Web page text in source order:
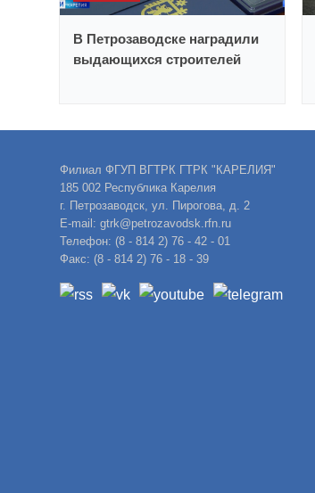
В Петрозаводске наградили
выдающихся строителей
Филиал ФГУП ВГТРК ГТРК "КАРЕЛИЯ"
185 002 Республика Карелия
г. Петрозаводск, ул. Пирогова, д. 2
E-mail: gtrk@petrozavodsk.rfn.ru
Телефон: (8 - 814 2) 76 - 42 - 01
Факс: (8 - 814 2) 76 - 18 - 39